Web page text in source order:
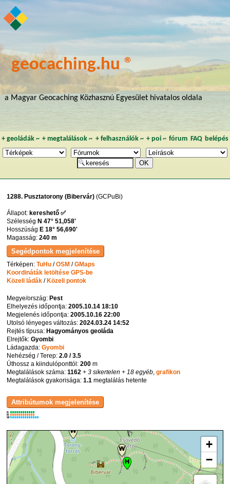
geocaching.hu ®
a Magyar Geocaching Közhasznú Egyesület hivatalos oldala
+ geoládák~ +megtalálások ~ + felhasználók~ + poi~ fórum FAQ belépés
1288. Pusztatorony (Bibervár) (GCPuBi)
Állapot: kereshető ✅
Szélesség N 47° 51,058'
Hosszúság E 18° 56,690'
Magasság:240 m
Térképen:TuHu /OSM /GMaps
Koordináták letöltése GPS-be
Közeli ládák /Közeli pontok
Megye/ország:Pest
Elhelyezés időpontja:2005.10.14 18:10
Megjelenés időpontja:2005.10.16 22:00
Utolsó lényeges változás:2024.03.24 14:52
Rejtés típusa:Hagyományos geoláda
Elrejtők:Gyombi
Ládagazda:Gyombi
Nehézség / Terep:2.0 / 3.5
Úthossz a kiindulóponttól:200 m
Megtalálások száma:1162 + 3 sikertelen + 18 egyéb ,grafikon
Megtalálások gyakorisága:1.1 megtalálás hetente
K
R
W
+
−